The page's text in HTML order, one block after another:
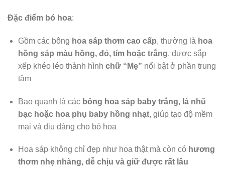
Đặc điểm bó hoa:
Gồm các bông hoa sáp thơm cao cấp, thường là hoa
hồng sáp màu hồng, đỏ, tím hoặc trắng, được sắp
xếp khéo léo thành hình chữ “Mẹ” nổi bật ở phần trung
tâm
Bao quanh là các bông hoa sáp baby trắng, lá nhũ
bạc hoặc hoa phụ baby hồng nhạt, giúp tạo độ mềm
mại và dịu dàng cho bó hoa
Hoa sáp không chỉ đẹp như hoa thật mà còn có hương
thơm nhẹ nhàng, dễ chịu và giữ được rất lâu